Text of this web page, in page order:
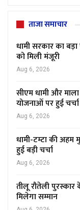
ताजा समाचार
धामी सरकार का
को मिली मंजूरी
Aug 6, 2026
सीएम धामी और
योजनाओं पर हुई चर्चा
Aug 6, 2026
धामी-टम्टा की
हुई बड़ी चर्चा
Aug 6, 2026
तीलू रौतेली
मिलेगा सम्मान